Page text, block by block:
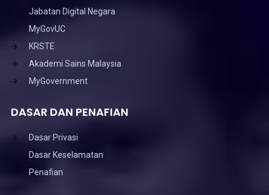
Jabatan Digital Negara
MyGovUC
KRSTE
Akademi Sains Malaysia
MyGovernment
DASAR DAN PENAFIAN
Dasar Privasi
Dasar Keselamatan
Penafian